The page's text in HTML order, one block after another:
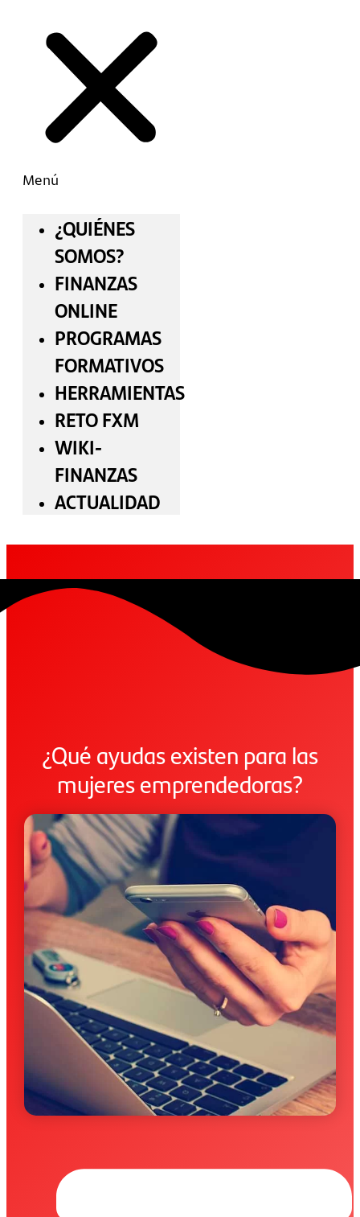
Menú
¿QUIÉNES
SOMOS?
FINANZAS
ONLINE
PROGRAMAS
FORMATIVOS
HERRAMIENTAS
RETO FXM
WIKI-
FINANZAS
ACTUALIDAD
¿Qué ayudas existen para las
mujeres emprendedoras?